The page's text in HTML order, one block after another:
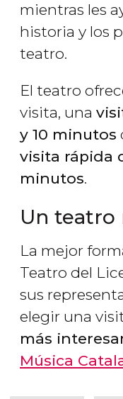
mientras les
historia y los
teatro.
El teatro
visita, una
y 10 minutos
visita rápida
minutos.
Un teatro
La mejor
Teatro del
sus
elegir una
más
Música